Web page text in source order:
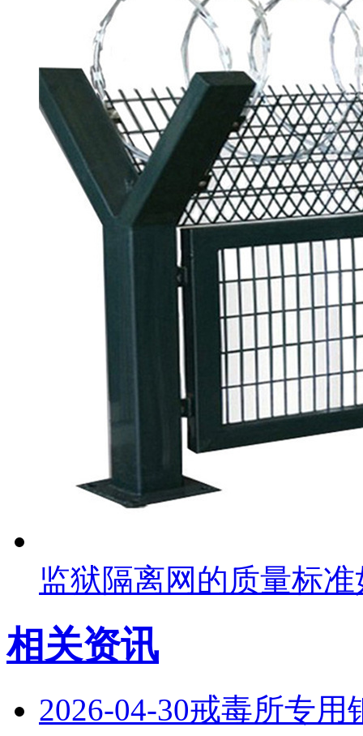
监狱隔离网的质量标
相关资讯
2026-04-30戒毒所专用